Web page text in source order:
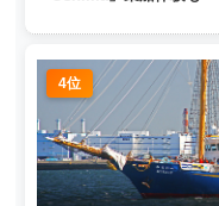
4位